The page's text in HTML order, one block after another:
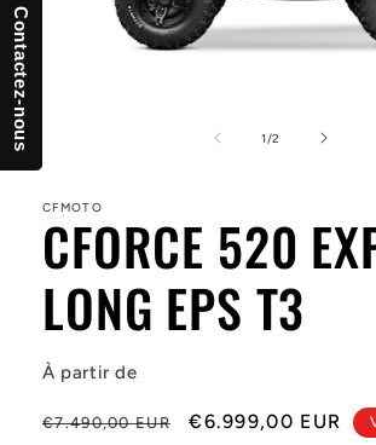
dans
fenêtre
modale
1/de
2
CFMOTO
CFORCE 520
LONG EPS T3
À partir de
Prix
€7.490,00 EUR
Prix
€6.999,00 EUR
Contactez-nous